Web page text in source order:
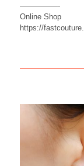
—————-
Online Shop
https://